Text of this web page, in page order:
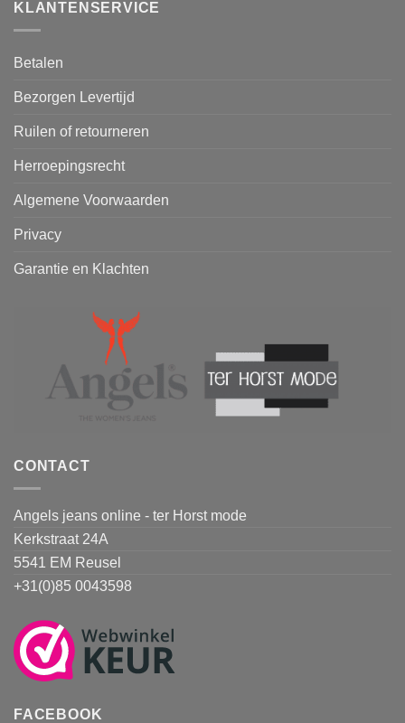
KLANTENSERVICE
Betalen
Bezorgen Levertijd
Ruilen of retourneren
Herroepingsrecht
Algemene Voorwaarden
Privacy
Garantie en Klachten
CONTACT
Angels jeans online - ter Horst mode
Kerkstraat 24A
5541 EM Reusel
+31(0)85 0043598
FACEBOOK